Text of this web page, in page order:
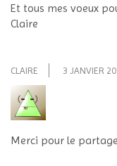
Et tous mes voeux
Claire
CLAIRE 3 JANVIER
Merci pour le